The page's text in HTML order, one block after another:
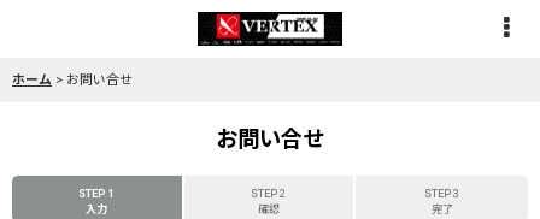
ホーム > お問い合せ
お問い合せ
STEP 1
入力
STEP 2
確認
STEP 3
完了